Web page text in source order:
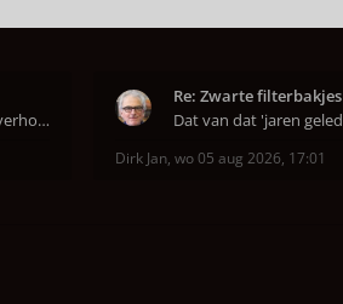
Wat is de optimale mineralenverhouding volgens j
Re: Zwarte filterbakjes
Dirk Jan, wo 05 aug 2026, 17:01